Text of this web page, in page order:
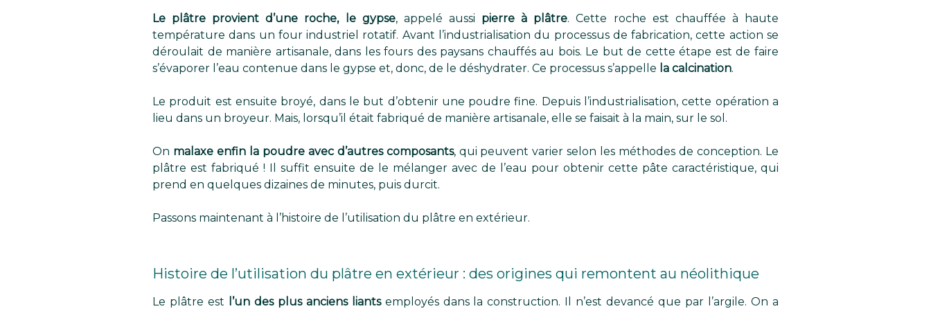
Le plâtre provient d’une roche, le gypse, appelé aussi pierre à plâtre. Cette roche est chauffée à haute
température dans un four industriel rotatif. Avant l’industrialisation du processus de fabrication, cette action se
déroulait de manière artisanale, dans les fours des paysans chauffés au bois. Le but de cette étape est de faire
s’évaporer l’eau contenue dans le gypse et, donc, de le déshydrater. Ce processus s’appelle la calcination.
Le produit est ensuite broyé, dans le but d’obtenir une poudre fine. Depuis l’industrialisation, cette opération a
lieu dans un broyeur. Mais, lorsqu’il était fabriqué de manière artisanale, elle se faisait à la main, sur le sol.
On malaxe enfin la poudre avec d’autres composants, qui peuvent varier selon les méthodes de conception. Le
plâtre est fabriqué ! Il suffit ensuite de le mélanger avec de l’eau pour obtenir cette pâte caractéristique, qui
prend en quelques dizaines de minutes, puis durcit.
Passons maintenant à l’histoire de l’utilisation du plâtre en extérieur.
Histoire de l’utilisation du plâtre en extérieur : des origines qui remontent au néolithique
Le plâtre est l’un des plus anciens liantsemployés dans la construction. Il n’est devancé que par l’argile. On a